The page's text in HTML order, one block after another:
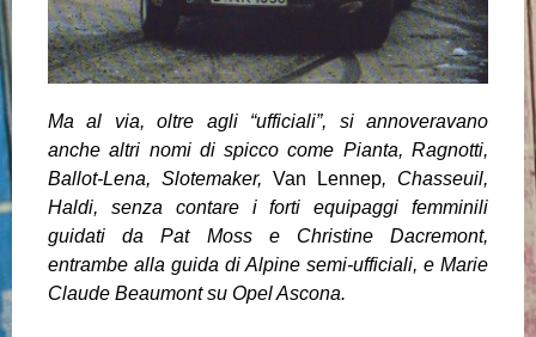
Ma al via, oltre agli “ufficiali”, si annoveravano
anche altri nomi di spicco come Pianta, Ragnotti,
Ballot-Lena, Slotemaker, Van Lennep, Chasseuil,
Haldi, senza contare i forti equipaggi femminili
guidati da Pat Moss e Christine Dacremont,
entrambe alla guida di Alpine semi-ufficiali, e Marie
Claude Beaumont su Opel Ascona.